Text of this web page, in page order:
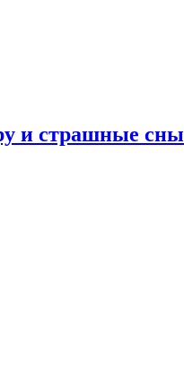
и страшные сны